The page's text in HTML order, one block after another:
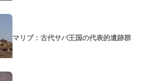
マリブ：古代サバ王国の代表的遺跡群